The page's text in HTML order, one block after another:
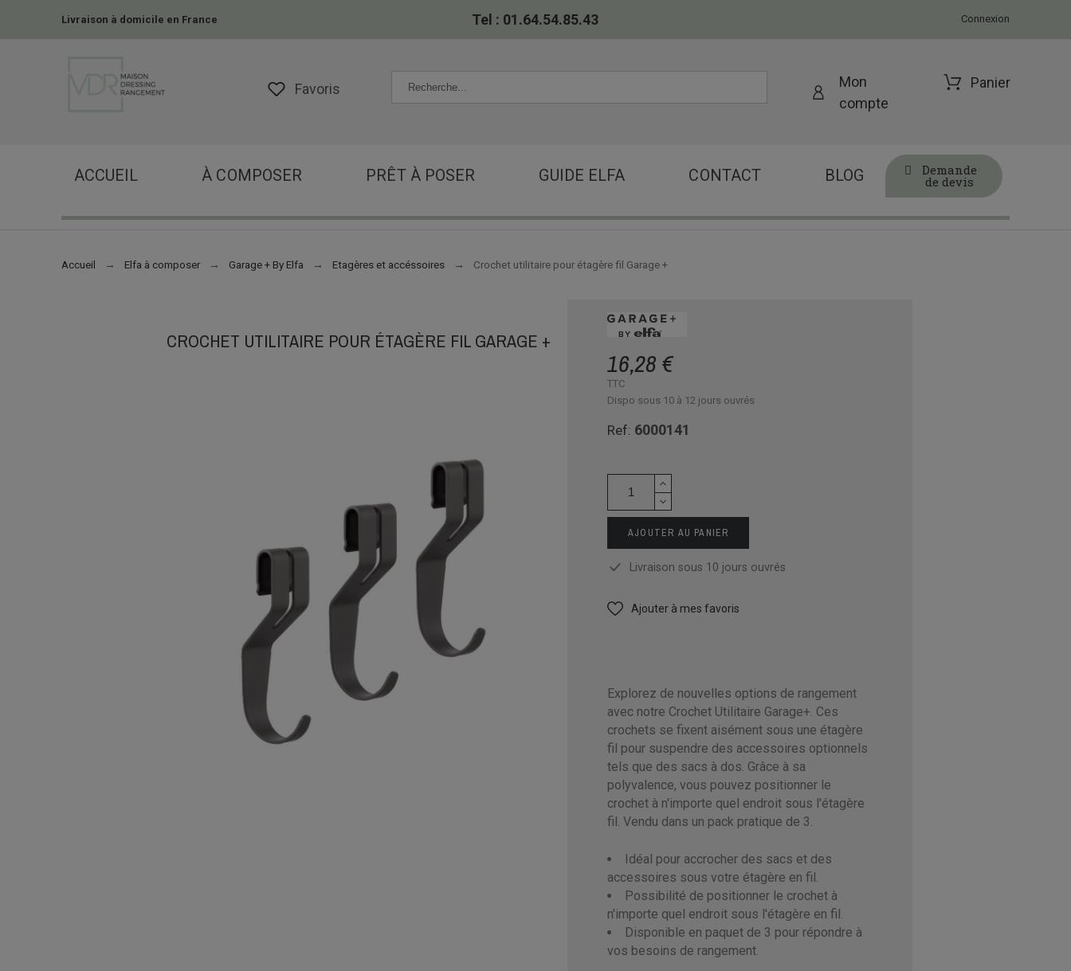
Livraison à domicile en France Tel : 01.64.54.85.43 Connexion
Favoris
Mon
compte
Panier
ACCUEIL À COMPOSER PRÊT À POSER GUIDE ELFA CONTACT BLOG Demande
de devis
Accueil Elfa à composer Garage + By Elfa Etagères et accéssoires Crochet utilitaire pour étagère fil Garage +
CROCHET UTILITAIRE POUR ÉTAGÈRE FIL GARAGE +
16,28 €
TTC
Dispo sous 10 à 12 jours ouvrés
Ref: 6000141
AJOUTER AU PANIER
Livraison sous 10 jours ouvrés
Ajouter à mes favoris
Explorez de nouvelles options de rangement
avec notre Crochet Utilitaire Garage+. Ces
crochets se fixent aisément sous une étagère
fil pour suspendre des accessoires optionnels
tels que des sacs à dos. Grâce à sa
polyvalence, vous pouvez positionner le
crochet à n'importe quel endroit sous l'étagère
fil. Vendu dans un pack pratique de 3.
Idéal pour accrocher des sacs et des
accessoires sous votre étagère en fil.
Possibilité de positionner le crochet à
n'importe quel endroit sous l'étagère en fil.
Disponible en paquet de 3 pour répondre à
vos besoins de rangement.